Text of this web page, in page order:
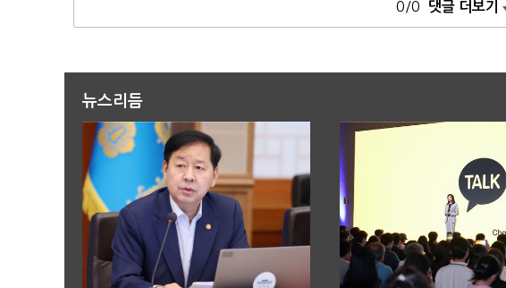
0/0 댓글 더보기
뉴스리듬